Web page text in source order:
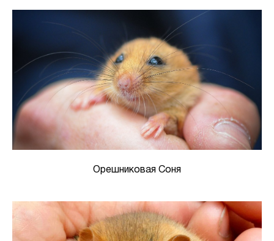
Орешниковая Соня